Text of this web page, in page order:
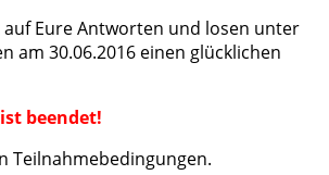
Eure Antworten und losen unter
am 30.06.2016 einen glücklichen
beendet!
Teilnahmebedingungen.